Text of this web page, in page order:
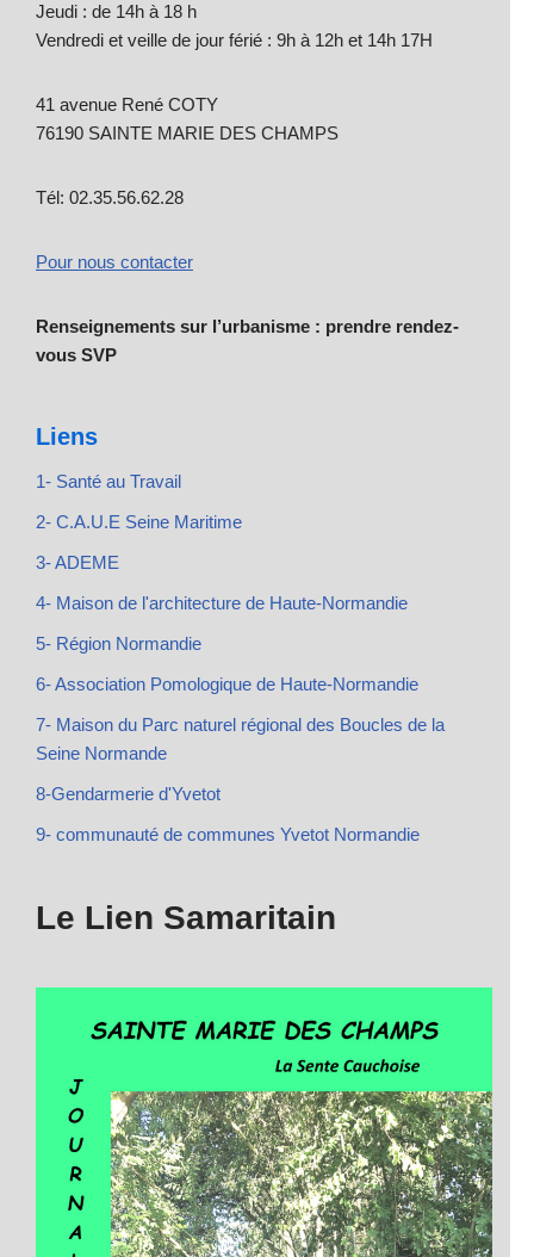
Jeudi : de 14h à 18 h
Vendredi et veille de jour férié : 9h à 12h et 14h 17H
41 avenue René COTY
76190 SAINTE MARIE DES CHAMPS
Tél: 02.35.56.62.28
Pour nous contacter
Renseignements sur l’urbanisme : prendre rendez-
vous SVP
Liens
1- Santé au Travail
2- C.A.U.E Seine Maritime
3- ADEME
4- Maison de l'architecture de Haute-Normandie
5- Région Normandie
6- Association Pomologique de Haute-Normandie
7- Maison du Parc naturel régional des Boucles de la
Seine Normande
8-Gendarmerie d'Yvetot
9- communauté de communes Yvetot Normandie
Le Lien Samaritain